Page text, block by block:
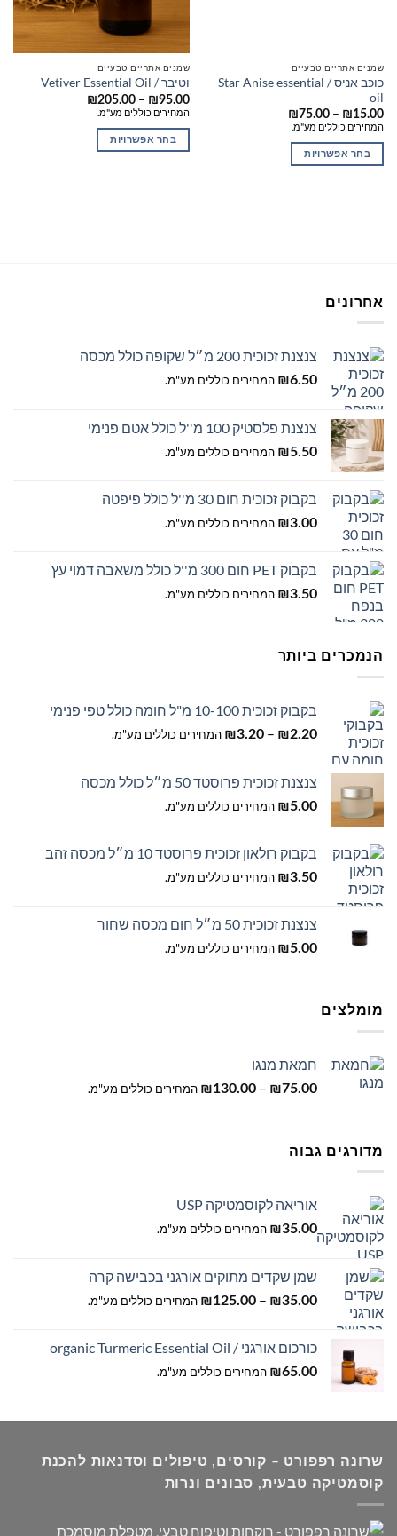
שמנים אתריים טבעיים
כוכב אניס / Star Anise essential
oil
₪ 15.00
–
₪ 75.00
טווח
המחירים כוללים מע"מ.
בחר אפשרויות
את
האפשרויות
המוצר
שמנים אתריים טבעיים
וטיבר / Vetiver Essential Oil
₪95.00
–
₪205.00
טווח
המחירים כוללים מע"מ.
בחר אפשרויות
אחרונים
צנצנת זכוכית 200 מ״ל שקופה כולל מכסה
₪6.50 המחירים כוללים מע"מ.
צנצנת פלסטיק 100 מ''ל כולל אטם פנימי
₪5.50 המחירים כוללים מע"מ.
בקבוק זכוכית חום 30 מ''ל כולל פיפטה
₪3.00 המחירים כוללים מע"מ.
בקבוק PET חום 300 מ''ל כולל משאבה דמוי עץ
₪3.50 המחירים כוללים מע"מ.
הנמכרים ביותר
בקבוק זכוכית 10-100 מ"ל חומה כולל טפי פנימי
₪2.20
–
₪3.20
טווח
עד
המחירים כוללים מע"מ.
צנצנת זכוכית פרוסטד 50 מ״ל כולל מכסה
₪5.00 המחירים כוללים מע"מ.
בקבוק רולאון זכוכית פרוסטד 10 מ״ל מכסה זהב
₪3.50 המחירים כוללים מע"מ.
צנצנת זכוכית 50 מ״ל חום מכסה שחור
₪5.00 המחירים כוללים מע"מ.
מומלצים
חמאת מנגו
₪75.00
–
₪130.00
טווח
המחירים כוללים מע"מ.
מדורגים גבוה
אוריאה לקוסמטיקה USP
₪35.00 המחירים כוללים מע"מ.
שמן שקדים מתוקים אורגני בכבישה קרה
₪35.00
–
₪125.00
טווח
עד
המחירים כוללים מע"מ.
כורכום אורגני / organic Turmeric Essential Oil
₪65.00 המחירים כוללים מע"מ.
שרונה רפפורט – קורסים, טיפולים וסדנאות להכנת
קוסמטיקה טבעית, סבונים ונרות